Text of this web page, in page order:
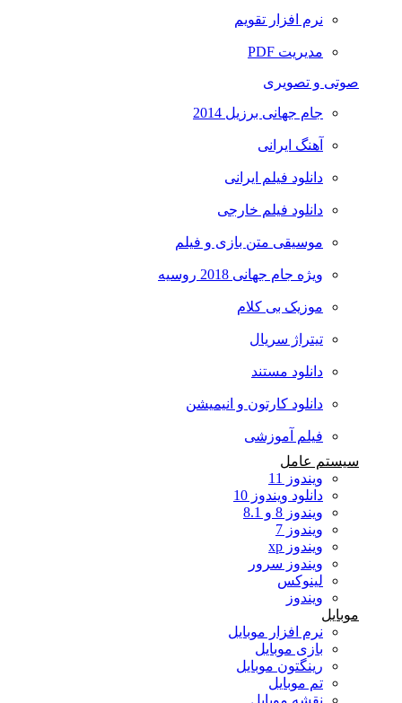
نرم افزار تقویم
مدیریت PDF
صوتی و تصویری
جام جهانی برزیل 2014
آهنگ ایرانی
دانلود فیلم ایرانی
دانلود فیلم خارجی
موسیقی متن بازی و فیلم
ویژه جام جهانی 2018 روسیه
موزیک بی کلام
تیتراژ سریال
دانلود مستند
دانلود کارتون و انیمیشن
فیلم آموزشی
سیستم عامل
ویندوز 11
دانلود ویندوز 10
ویندوز 8 و 8.1
ویندوز 7
ویندوز xp
ویندوز سرور
لینوکس
ویندوز
موبایل
نرم افزار موبایل
بازی موبایل
رینگتون موبایل
تم موبایل
نقشه موبایل